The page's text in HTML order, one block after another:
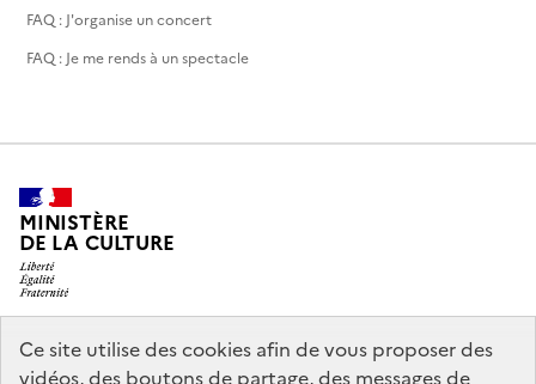
Ce site utilise des cookies afin de vous proposer des
vidéos, des boutons de partage, des messages de
FAQ : J'organise un concert
FAQ : Je me rends à un spectacle
MINISTÈRE
DE LA CULTURE
legifrance.gouv.fr info.gouv.fr